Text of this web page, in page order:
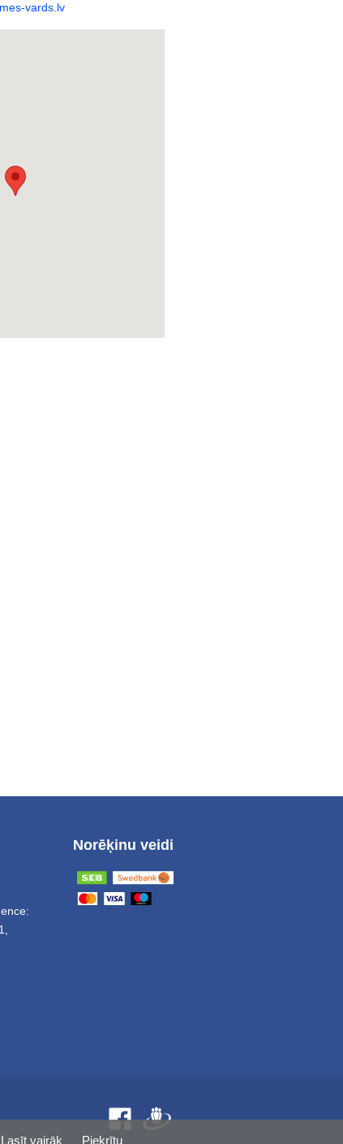
vards.lv
Norēķinu veidi
Lasīt vairāk Piekrītu